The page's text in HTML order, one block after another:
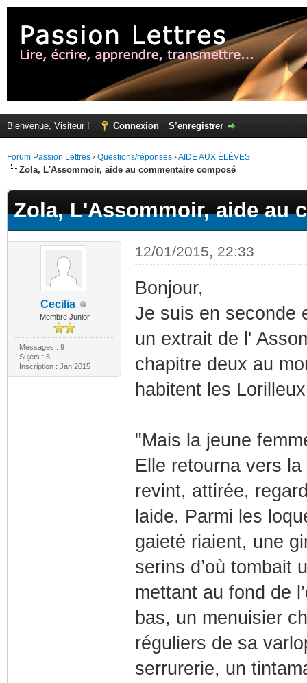
Bienvenue, Visiteur ! Connexion S’enregistrer
Forum Passion Lettres › Questions/réponses ›AIDE AUX ÉLÈVES
Zola, L'Assommoir, aide au commentaire composé
Zola, L'Assommoir, aide au
Cecilia
Membre Junior
Messages : 9
Sujets : 5
Inscription : Jan 2015
12/01/2015, 22:33
Bonjour,
Je suis en seconde
un extrait de l'
chapitre deux au
habitent les
"Mais la jeune
Elle retourna vers
revint, attirée,
laide. Parmi les
gaieté riaient, une
serins d’où tombait
mettant au fond de
bas, un menuisier
réguliers de sa
serrurerie, un